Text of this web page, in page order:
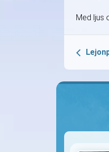
Med ljus